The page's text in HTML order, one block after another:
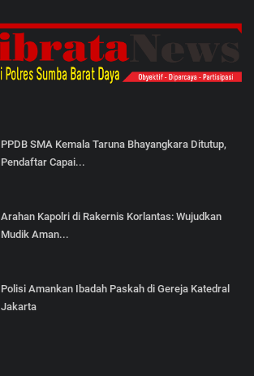
PPDB SMA Kemala Taruna Bhayangkara Ditutup,
Pendaftar Capai...
Arahan Kapolri di Rakernis Korlantas: Wujudkan
Mudik Aman...
Polisi Amankan Ibadah Paskah di Gereja Katedral
Jakarta